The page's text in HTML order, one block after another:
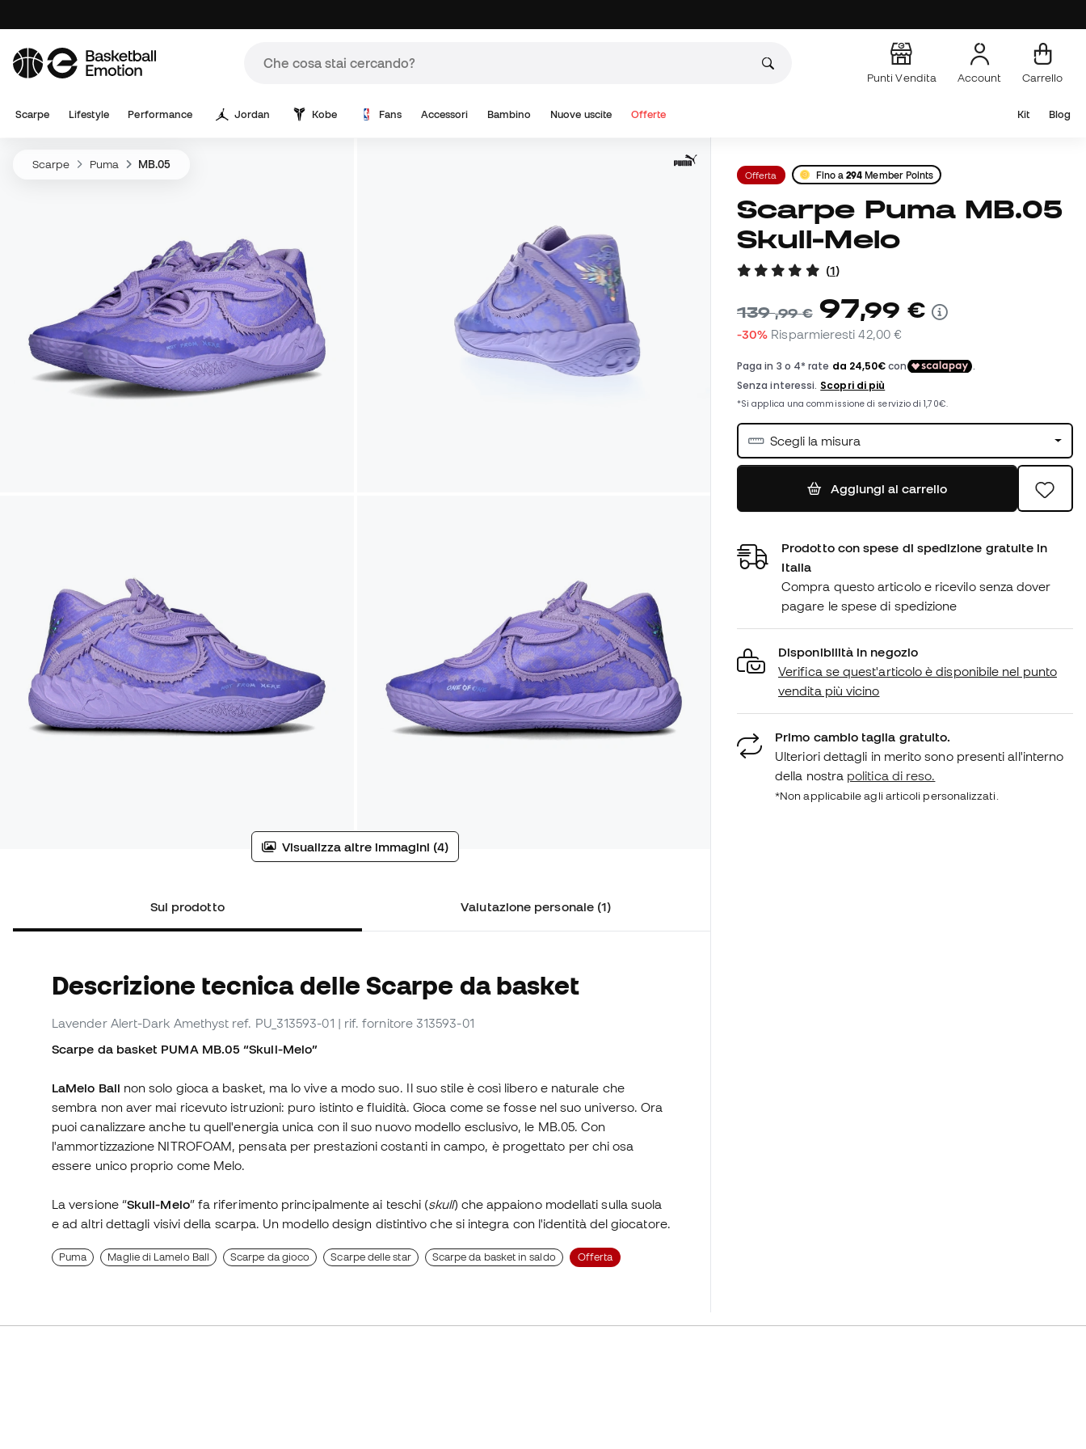
Punti Vendita Account Carrello
Scarpe Lifestyle Performance Jordan Kobe Fans Accessori Bambino Nuove uscite Offerte Kit Blog
Scarpe Puma MB.05
Visualizza altre immagini (4)
Sul prodotto Valutazione personale (1)
Descrizione tecnica delle Scarpe da basket
Lavender Alert-Dark Amethyst ref. PU_313593-01 | rif. fornitore 313593-01
Scarpe da basket PUMA MB.05 “Skull-Melo”
LaMelo Ball non solo gioca a basket, ma lo vive a modo suo. Il suo stile è così libero e naturale che
sembra non aver mai ricevuto istruzioni: puro istinto e fluidità. Gioca come se fosse nel suo universo. Ora
puoi canalizzare anche tu quell'energia unica con il suo nuovo modello esclusivo, le MB.05. Con
l'ammortizzazione NITROFOAM, pensata per prestazioni costanti in campo, è progettato per chi osa
essere unico proprio come Melo.
La versione “Skull-Melo” fa riferimento principalmente ai teschi (skull) che appaiono modellati sulla suola
e ad altri dettagli visivi della scarpa. Un modello design distintivo che si integra con l'identità del giocatore.
Puma Maglie di Lamelo Ball Scarpe da gioco Scarpe delle star Scarpe da basket in saldo Offerta
Offerta Fino a294 Member Points
Scarpe Puma MB.05
Skull-Melo
(1)
139,99 € 97,99 €
-30% Risparmieresti42,00 €
Scegli la misura
Aggiungi al carrello
Prodotto con spese di spedizione gratuite in
Italia
Compra questo articolo e ricevilo senza dover
pagare le spese di spedizione
Disponibilità in negozio
Verifica se quest'articolo è disponibile nel punto
vendita più vicino
Primo cambio taglia gratuito.
Ulteriori dettagli in merito sono presenti all'interno
della nostra politica di reso.
*Non applicabile agli articoli personalizzati.